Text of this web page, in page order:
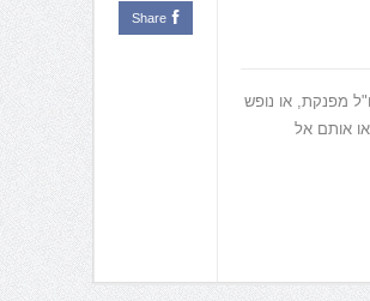
מפנקת, או נופש
אותם אל
Share